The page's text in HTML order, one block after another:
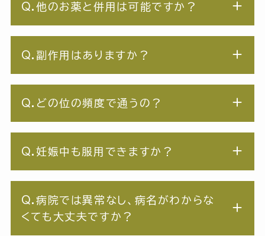
Q.他のお薬と併用は可能ですか？
Q.副作用はありますか？
Q.どの位の頻度で通うの？
Q.妊娠中も服用できますか？
Q.病院では異常なし、病名がわからな
くても大丈夫ですか？